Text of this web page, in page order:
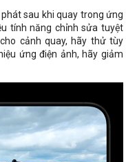
sau khi quay trong ứng
tính năng chỉnh sửa tuyệt
cảnh quay, hãy thử tùy
ứng điện ảnh, hãy giảm